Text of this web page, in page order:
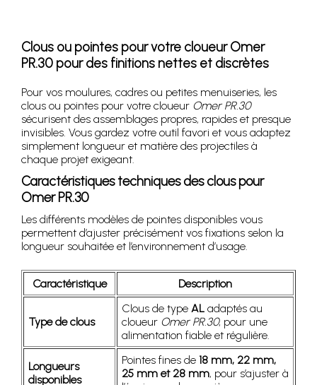
Clous ou pointes pour votre cloueur Omer
PR.30 pour des finitions nettes et discrètes
Pour vos moulures, cadres ou petites menuiseries, les
clous ou pointes pour votre cloueur Omer PR.30
sécurisent des assemblages propres, rapides et presque
invisibles. Vous gardez votre outil favori et vous adaptez
simplement longueur et matière des projectiles à
chaque projet exigeant.
Caractéristiques techniques des clous pour
Omer PR.30
Les différents modèles de pointes disponibles vous
permettent d’ajuster précisément vos fixations selon la
longueur souhaitée et l’environnement d’usage.
Caractéristique Description
Type de clous
Clous de type AL adaptés au
cloueur Omer PR.30, pour une
alimentation fiable et régulière.
Longueurs
disponibles
Pointes fines de 18 mm, 22 mm,
25 mm et 28 mm, pour s’ajuster à